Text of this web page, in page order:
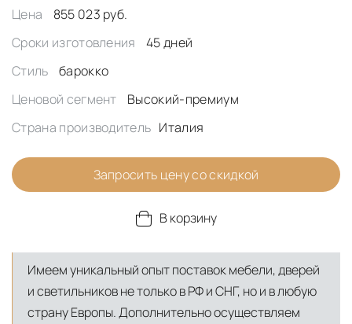
Цена
855 023 руб.
Сроки изготовления
45 дней
Стиль
барокко
Ценовой сегмент
Высокий-премиум
Страна производитель Италия
Запросить цену со скидкой
В корзину
Имеем уникальный опыт поставок мебели, дверей
и светильников не только в РФ и СНГ, но и в любую
страну Европы. Дополнительно осуществляем